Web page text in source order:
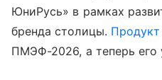
ЮниРусь» в рамках
бренда столицы. Продукт
ПМЭФ-2026, а теперь его